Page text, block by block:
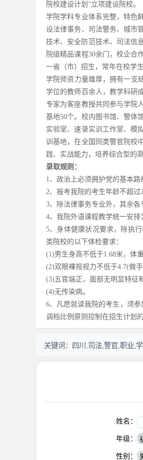
院校建设计划”立项建设院校。
学院学科专业体系完整，特色
设法律事务、司法警务、城市
技术、安全防范技术、司法信
院级精品课程30余门，校企合
一省（市）招生，常年在校学生
学院师资力量雄厚，拥有一支
学位的教师百余人，教学科研
专家为客座教授共同参与学院
基地50个。校内图书馆、警体
实验室、速录实训工作室、模
训基地，在全国同类警官院校
践、实战能力，培养综合型的
录取规则：
1、政治上必须拥护党的基本路
2、报考我院的考生年龄不超过
3、除法律事务专业外，其余各
4、我院外语课程教学统一安排
5、身体健康状况要求，除执
类院校的以下体检要求：
(1)男生身高不低于1.68米，体
(2)双眼裸视视力不低于4.7(做
(3)五官端正，面部无明显特征
(4)无传染病。
6、凡愿就读我院的考生，须
调档比例原则控制在招生计划
关键词： 四川,司法,警官,职业,
姓名：
年级：
性别：